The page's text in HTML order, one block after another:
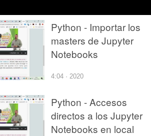
Python - Importar los
masters de Jupyter
Notebooks
4:04 · 2020
Python - Accesos
directos a los Jupyter
Notebooks en local